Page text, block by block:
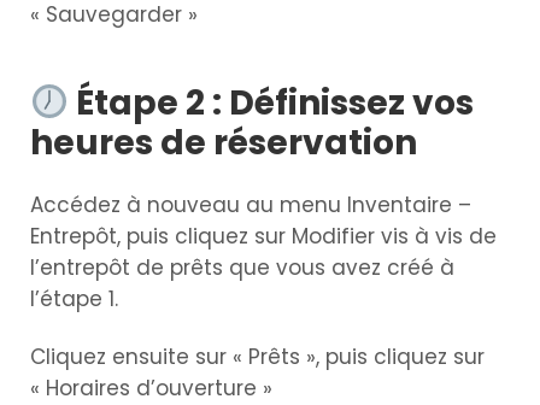
« Sauvegarder »
Étape 2 : Définissez vos
heures de réservation
Accédez à nouveau au menu Inventaire –
Entrepôt, puis cliquez sur Modifier vis à vis de
l’entrepôt de prêts que vous avez créé à
l’étape 1.
Cliquez ensuite sur « Prêts », puis cliquez sur
« Horaires d’ouverture »